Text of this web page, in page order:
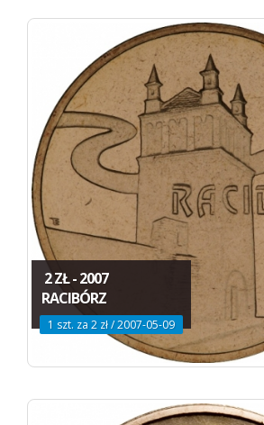
2 ZŁ - 2007
RACIBÓRZ
1 szt. za 2 zł / 2007-05-09